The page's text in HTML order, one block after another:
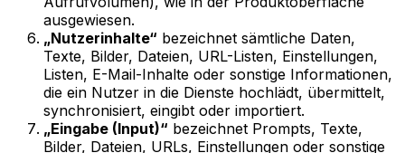
ausgewiesen.
„Nutzerinhalte“ bezeichnet sämtliche Daten,
Texte, Bilder, Dateien, URL-Listen, Einstellungen,
Listen, E-Mail-Inhalte oder sonstige Informationen,
die ein Nutzer in die Dienste hochlädt, übermittelt,
synchronisiert, eingibt oder importiert.
„Eingabe (Input)“ bezeichnet Prompts, Texte,
Bilder, Dateien, URLs, Einstellungen oder sonstige